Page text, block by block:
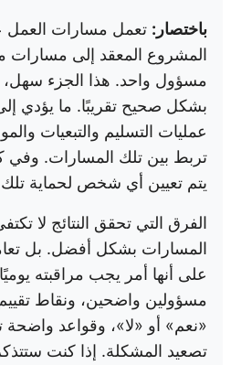
باختصار: تعمل مسارات العمل
المشروع المعقد إلى مسارات
مسؤول واحد. هذا الجزء سهل،
بشكل صحيح تقريبًا. ما يؤدي
عمليات التسليم والتبعيات
تربط بين تلك المسارات. وفي
يتم تعيين أي شخص لحماية تلك
الفرق التي تحقق النتائج لا
المسارات بشكل أفضل. بل
على أنها أمر يجب مراقبته
مسؤولين واضحين، ونقاط
«نعم» أو «لا»، وقواعد
تصعيد المشكلة. إذا كنت